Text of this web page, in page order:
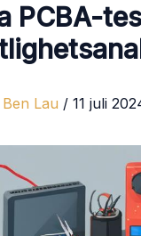
PCBA-
Ben Lau / 11 juli